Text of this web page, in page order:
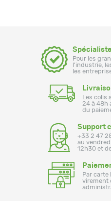
Pour les
l'industrie,
les
Les colis
24 à 48h
du
Support
+33 2 47
au
12h30 et
Par carte
virement